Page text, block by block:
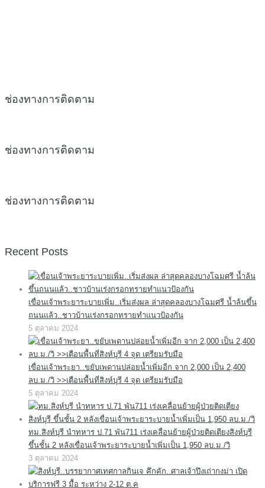
ช่องทางการติดตาม
ช่องทางการติดตาม
ช่องทางการติดตาม
Recent Posts
เขื่อนเจ้าพระยาระบายเพิ่ม..เริ่มส่งผล ล่าสุดคลองบางโฉมศรี น้ำล้นขึ้น
ถนนแล้ว..ชาวบ้านเร่งกรอกทรายทำแนวป้องกัน
5 ตุลาคม 2024
เขื่อนเจ้าพระยา..ขยับเพดานปล่อยน้ำเพิ่มอีก จาก 2,000 เป็น 2,400
ลบ.ม./วิ >>เตือนพื้นที่สิงห์บุรี 4 จุด เตรียมรับมือ
5 ตุลาคม 2024
ทม.สิงห์บุรี นำทหาร ป.71 พัน711 เร่งเคลื่อนย้ายผู้ป่วยติดเตียงสิงห์บุรี
ขึ้นชั้น 2 หลังเขื่อนเจ้าพระยาระบายน้ำเพิ่มเป็น 1,950 ลบ.ม./วิ
3 ตุลาคม 2024